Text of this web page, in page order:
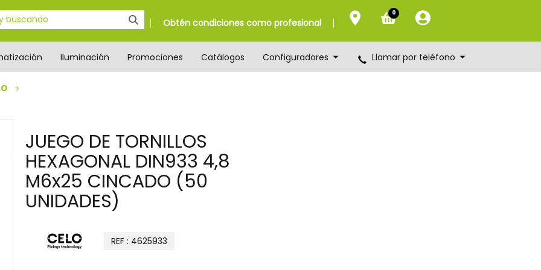
Obtén condiciones como profesional
0
Iluminación Promociones Catálogos Configuradores Llamar por teléfono
JUEGO DE TORNILLOS
HEXAGONAL DIN933 4,8
M6x25 CINCADO (50
UNIDADES)
REF : 4625933